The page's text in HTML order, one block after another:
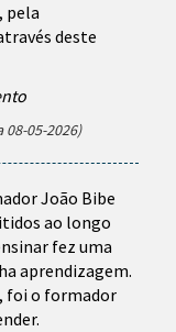
pela
deste
08-05-2026)
João Bibe
ao longo
fez uma
aprendizagem.
foi o formador